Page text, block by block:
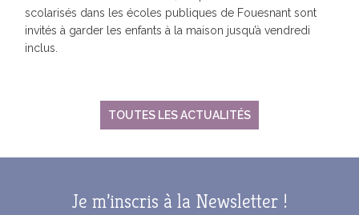
scolarisés dans les écoles publiques de Fouesnant sont
invités à garder les enfants à la maison jusqu’à vendredi
inclus.
TOUTES LES ACTUALITÉS
Je m’inscris à la Newsletter !